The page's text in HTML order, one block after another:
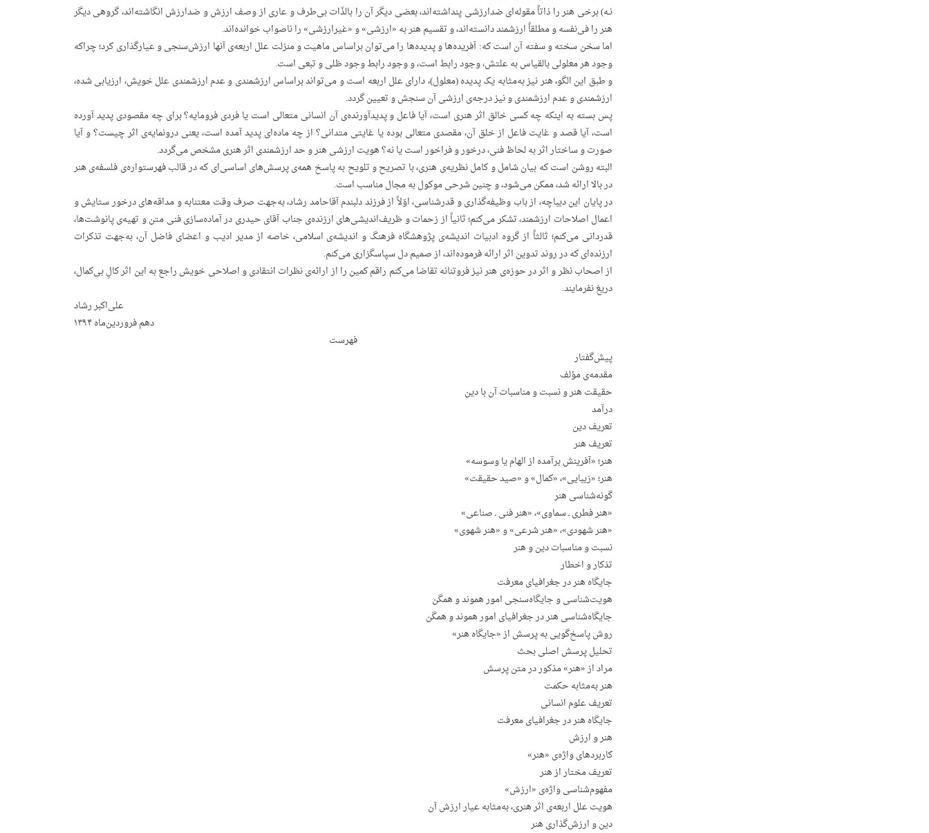
نـه) برخی هنر را ذاتاً مقوله‌ای ضدارزشی پنداشته‌اند، بعضی دیگر آن را بالذّات بی‌طرف و عاری از وصف ارزش و ضدارزش انگاشته‌اند، گروهی دیگر
هنر را فی‌نفسه و مطلقاً ارزشمند دانسته‌اند، و تقسیم هنر به «ارزشی» و «غیرارزشی» را ناصواب خوانده‌اند.
اما سخن سخته و سفته آن است که: آفریده‌ها و پدیده‌ها را می‌توان براساس ماهیت و منزلت علل اربعه‌ی آنها ارزش‌سنجی و عیارگذاری کرد؛ چراکه
وجود هر معلولی بالقیاس به علتش، وجود رابط است، و وجود رابط وجود ظلی و تبعی است.
و طبق این الگو، هنر نیز به‌مثابه یک پدیده (معلول)‌، دارای علل اربعه‌ است و می‌تواند براساس ارزشمندی و عدم ارزشمندی علل خویش، ارزیابی شده،
ارزشمندی و عدم ارزشمندی و نیز درجه‌ی ارزشی آن سنجش و تعیین ‌گردد.
پس بسته به اینکه چه کسی خالق اثر هنری است، آیا فاعل و پدیدآورنده‌ی آن انسانی متعالی است یا فردی فرومایه؟ برای چه مقصودی پدید آورده
است، آیا قصد و غایت فاعل از خلق آن، مقصدی متعالی بوده یا غایتی متدانی؟ از چه ماده‌ای پدید آمده است، یعنی درونمایه‌ی اثر چیست؟ و آیا
صورت و ساختار اثر به لحاظ فنی، درخور و فراخور است یا نه؟ هویت ارزشی هنر و حد ارزشمندی اثر هنری مشخص می‌گردد.
البته روشن است که بیان شامل و کامل نظریه‌ی هنری، با تصریح و تلویح به پاسخ همه‌ی پرسش‌های اساسی‌ای که در قالب فهرستواره‌ی فلسفه‌ی هنر
در بالا ارائه‌ شد، ممکن می‌شود، و چنین شرحی موکول به مجال مناسب است.
در پایان این دیباچه، از باب وظیفه‌گذاری و قدرشناسی، اوّلاً از فرزند دلبندم آقاحامد رشاد، به‌جهت صرف وقت معتنابه و مداقه‌های درخور ستایش و
اعمال اصلاحات ارزشمند، تشکر می‌کنم؛ ثانیاً از زحمات و ظریف‌اندیشی‌های ارزنده‌ی جناب آقای حیدری در آماده‌سازی فنی متن و تهیه‌ی پانوشت‌ها،
قدردانی می‌کنم؛ ثالثاً از گروه ادبیات اندیشه‌ی پژوهشگاه فرهنگ و اندیشه‌ی اسلامی، خاصه از مدیر ادیب و اعضای فاضل آن، به‌جهت تذکرات
ارزنده‌ای که در روند تدوین اثر ارائه فرموده‌اند، از صمیم دل سپاسگزاری می‌کنم.
از اصحاب نظر و اثر در حوزه‌ی هنر نیز فروتنانه تقاضا می‌کنم راقم کمین را از ارائه‌ی نظرات انتقادی و اصلاحی خویش راجع به این اثر کالِ بی‌کمال،
دریغ نفرمایند.
علی‌اکبر رشاد
دهم فروردین‌ماه ۱۳۹۴
فهرست
پیش‌گفتار
مقدمه‌ی مؤلف
حقیقت هنر و نسبت و مناسبات آن با دین
درآمد
تعریف دین
تعریف هنر
هنر؛ «آفرینش برآمده از الهام یا وسوسه»
هنر؛ «زیبایی»، «کمال» و «صید حقیقت»
گونه‌شناسی هنر
«هنر فطری ـ سماوی»، «هنر فنی ـ صناعی»
«هنر شهودی»، «هنر شرعی» و «هنر شهوی»
نسبت و مناسبات دین و هنر
تذکار و اخطار
جایگاه هنر در جغرافیای معرفت
هویت‌شناسی و جایگاه‌سنجی امور هموند و همگن
جایگاه‌شناسی هنر در جغرافیای امور هموند و همگن
روش پاسخ‌گویی به پرسش از «جایگاه هنر»
تحلیل پرسش اصلی بحث
مراد از «هنر» مذکور در متن پرسش
هنر به‌مثابه حکمت
تعریف علوم انسانی
جایگاه هنر در جغرافیای معرفت
هنر و ارزش
کاربردهای واژه‌ی «هنر»
تعریف مختار از هنر
مفهوم‌شناسی واژه‌ی «ارزش»
هویت علل اربعه‌ی اثر هنری، به‌مثابه عیار ارزش‌ آن
دین و ارزش‌گذاری هنر